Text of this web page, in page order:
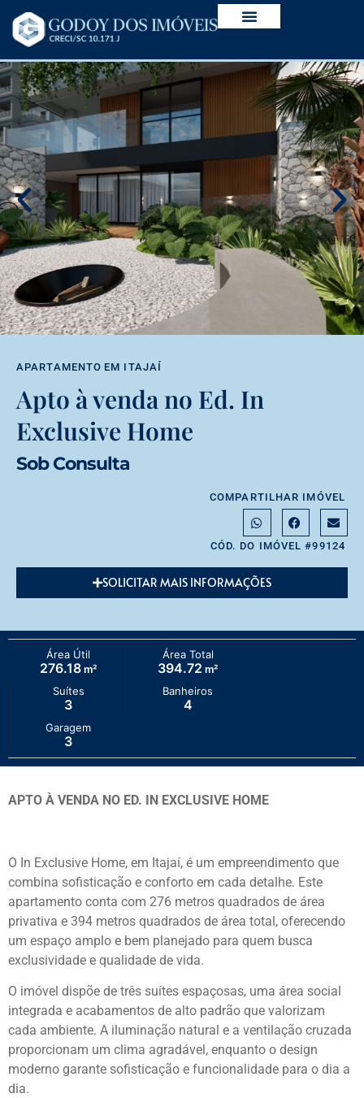
APARTAMENTO EM ITAJAÍ
Apto à venda no Ed. In
Exclusive Home
Sob Consulta
COMPARTILHAR IMÓVEL
CÓD. DO IMÓVEL #99124
SOLICITAR MAIS INFORMAÇÕES
Área Útil
276.18m²
Área Total
394.72 m²
Suítes
3
Banheiros
4
Garagem
3
APTO À VENDA NO ED. IN EXCLUSIVE HOME
O In Exclusive Home, em Itajaí, é um empreendimento que
combina sofisticação e conforto em cada detalhe. Este
apartamento conta com 276 metros quadrados de área
privativa e 394 metros quadrados de área total, oferecendo
um espaço amplo e bem planejado para quem busca
exclusividade e qualidade de vida.
O imóvel dispõe de três suítes espaçosas, uma área social
integrada e acabamentos de alto padrão que valorizam
cada ambiente. A iluminação natural e a ventilação cruzada
proporcionam um clima agradável, enquanto o design
moderno garante sofisticação e funcionalidade para o dia a
dia.